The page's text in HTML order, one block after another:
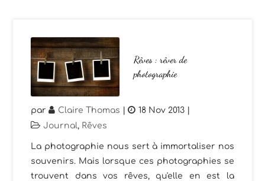
Rêves : rêver de
photographie
par Claire Thomas | 18 Nov 2013 |
Journal, Rêves
La photographie nous sert à immortaliser nos
souvenirs. Mais lorsque ces photographies se
trouvent dans vos rêves, qu'elle en est la